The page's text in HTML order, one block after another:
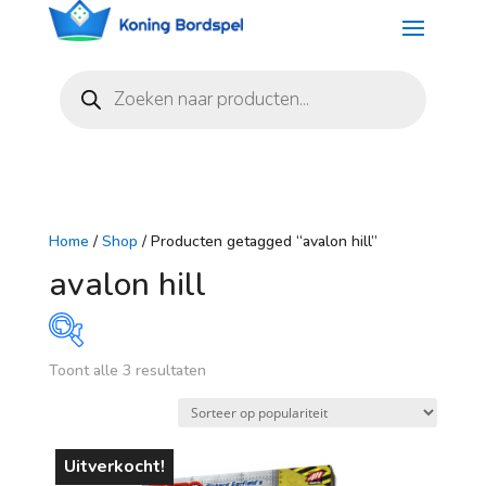
zoeken
Home / Shop / Producten getagged “avalon hill”
avalon hill
49 52 55 57
Toont alle 3 resultatenGesorteerd
populariteit
Uitverkocht!